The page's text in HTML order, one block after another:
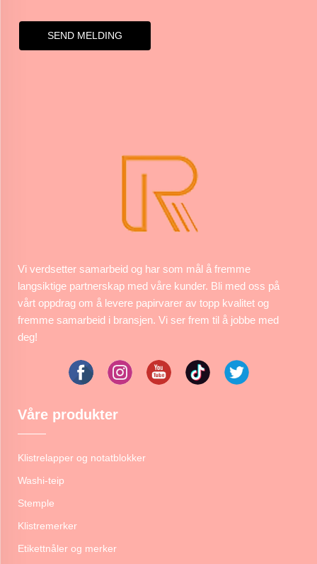
SEND MELDING
Vi verdsetter samarbeid og har som mål å fremme
langsiktige partnerskap med våre kunder. Bli med oss på
vårt oppdrag om å levere papirvarer av topp kvalitet og
fremme samarbeid i bransjen. Vi ser frem til å jobbe med
deg!
Våre produkter
Klistrelapper og notatblokker
Washi-teip
Stemple
Klistremerker
Etikettnåler og merker